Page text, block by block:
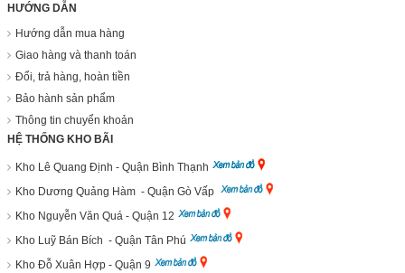
HƯỚNG DẪN
Hướng dẫn mua hàng
Giao hàng và thanh toán
Đổi, trả hàng, hoàn tiền
Bảo hành sản phẩm
Thông tin chuyển khoản
HỆ THỐNG KHO BÃI
Kho Lê Quang Định - Quận Bình Thạnh
Kho Dương Quảng Hàm - Quận Gò Vấp
Kho Nguyễn Văn Quá - Quận 12
Kho Luỹ Bán Bích - Quận Tân Phú
Kho Đỗ Xuân Hợp - Quận 9